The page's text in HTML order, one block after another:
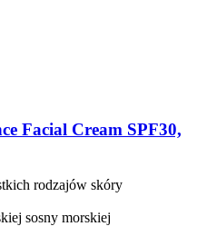
Facial Cream SPF30,
rodzajów skóry
sosny morskiej